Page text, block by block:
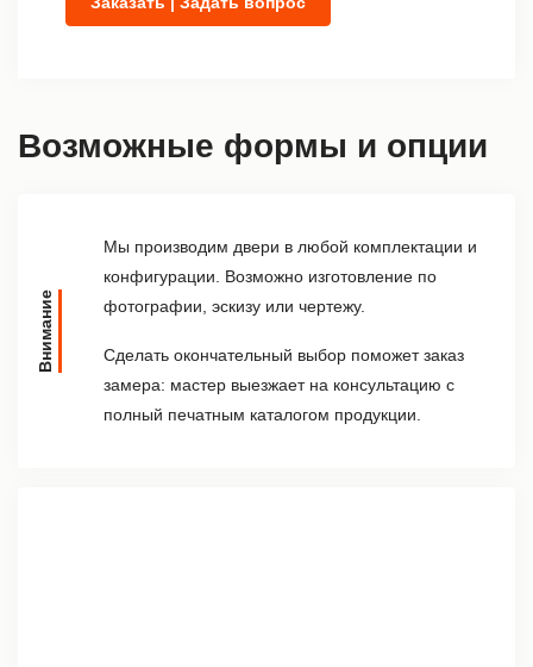
Возможные формы и опции
Внимание
Мы производим двери в любой комплектации и
конфигурации. Возможно изготовление по
фотографии, эскизу или чертежу.
Сделать окончательный выбор поможет заказ
замера: мастер выезжает на консультацию с
полный печатным каталогом продукции.